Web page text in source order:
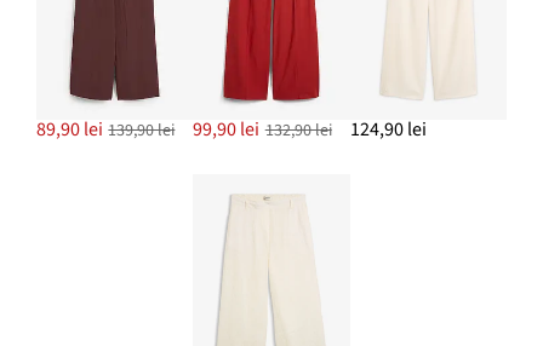
89,90 lei 139,90 lei 99,90 lei 132,90 lei 124,90 lei